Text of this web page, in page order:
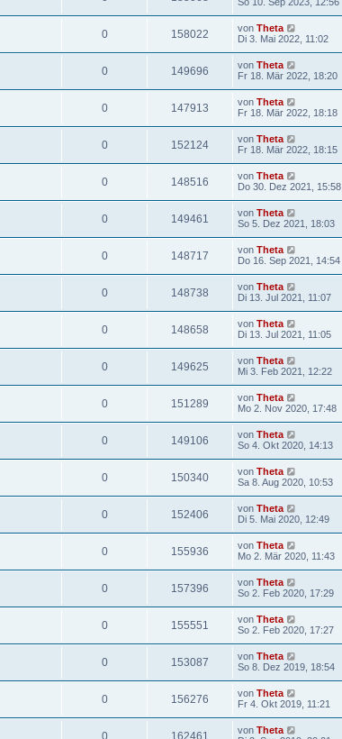
0 158022 von Theta
Di 3. Mai 2022, 11:02
0 149696 von Theta
Fr 18. Mär 2022, 18:20
0 147913 von Theta
Fr 18. Mär 2022, 18:18
0 152124 von Theta
Fr 18. Mär 2022, 18:15
0 148516 von Theta
Do 30. Dez 2021, 15:58
0 149461 von Theta
So 5. Dez 2021, 18:03
0 148717 von Theta
Do 16. Sep 2021, 14:54
0 148738 von Theta
Di 13. Jul 2021, 11:07
0 148658 von Theta
Di 13. Jul 2021, 11:05
0 149625 von Theta
Mi 3. Feb 2021, 12:22
0 151289 von Theta
Mo 2. Nov 2020, 17:48
0 149106 von Theta
So 4. Okt 2020, 14:13
0 150340 von Theta
Sa 8. Aug 2020, 10:53
0 152406 von Theta
Di 5. Mai 2020, 12:49
0 155936 von Theta
Mo 2. Mär 2020, 11:43
0 157396 von Theta
So 2. Feb 2020, 17:29
0 155551 von Theta
So 2. Feb 2020, 17:27
0 153087 von Theta
So 8. Dez 2019, 18:54
0 156276 von Theta
Fr 4. Okt 2019, 11:21
0 162461 von Theta